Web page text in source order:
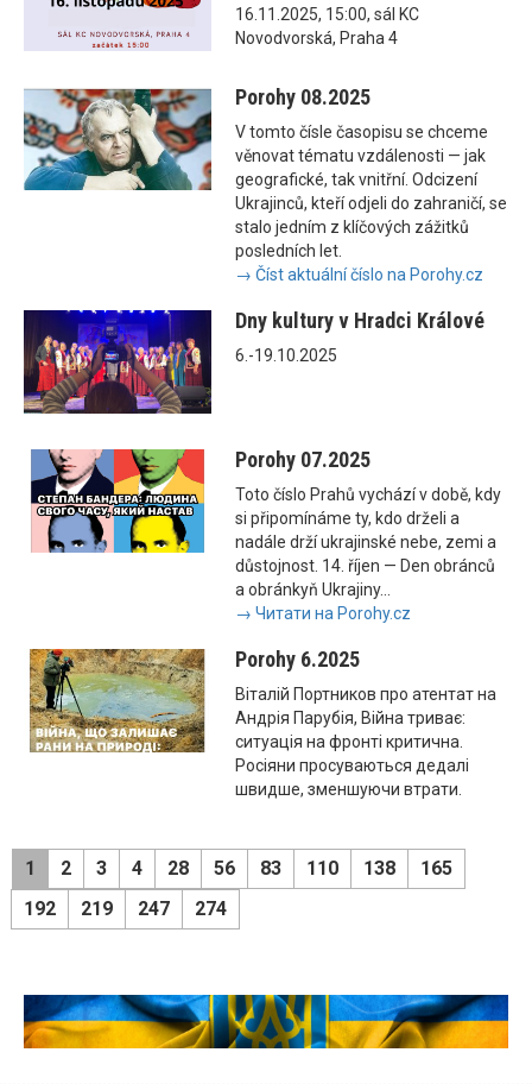
16.11.2025, 15:00, sál KC
Novodvorská, Praha 4
Porohy 08.2025
V tomto čísle časopisu se chceme
věnovat tématu vzdálenosti — jak
geografické, tak vnitřní. Odcizení
Ukrajinců, kteří odjeli do zahraničí, se
stalo jedním z klíčových zážitků
posledních let.
→ Číst aktuální číslo na Porohy.cz
Dny kultury v Hradci Králové
6.-19.10.2025
Porohy 07.2025
Toto číslo Prahů vychází v době, kdy
si připomínáme ty, kdo drželi a
nadále drží ukrajinské nebe, zemi a
důstojnost. 14. říjen — Den obránců
a obránkyň Ukrajiny...
→ Читати на Porohy.cz
Porohy 6.2025
Віталій Портников про атентат на
Андрія Парубія, Війна триває:
ситуація на фронті критична.
Росіяни просуваються дедалі
швидше, зменшуючи втрати.
1 2 3 4 28 56 83 110 138
165
192
219 247 274